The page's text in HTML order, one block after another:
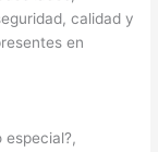
calidad y
en
especial?,